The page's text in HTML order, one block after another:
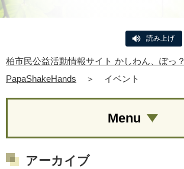
読み上げ
柏市民公益活動情報サイト かしわん、ぽっ？
PapaShakeHands
＞ イベント
Menu
アーカイブ